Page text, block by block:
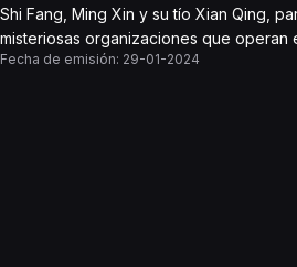
Shi Fang, Ming Xin y su tío Xian Qing,
misteriosas organizaciones que operan
Fecha de emisión: 29-01-2024